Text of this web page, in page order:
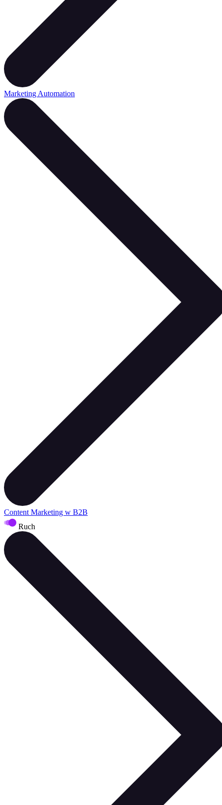
Marketing Automation
Content Marketing w B2B
Ruch